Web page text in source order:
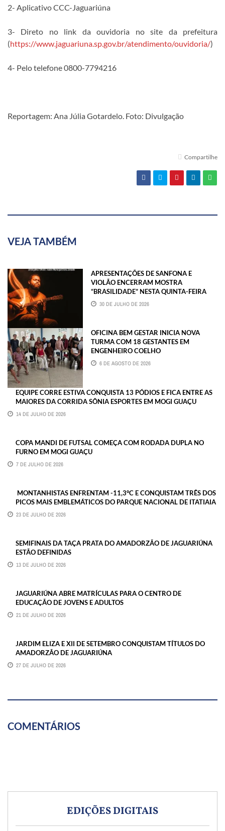
2- Aplicativo CCC-Jaguariúna
3- Direto no link da ouvidoria no site da prefeitura
(https://www.jaguariuna.sp.gov.br/atendimento/ouvidoria/)
4- Pelo telefone 0800-7794216
Reportagem: Ana Júlia Gotardelo. Foto: Divulgação
Compartilhe
VEJA TAMBÉM
APRESENTAÇÕES DE SANFONA E
VIOLÃO ENCERRAM MOSTRA
“BRASILIDADE” NESTA QUINTA-FEIRA
30 DE JULHO DE 2026
OFICINA BEM GESTAR INICIA NOVA
TURMA COM 18 GESTANTES EM
ENGENHEIRO COELHO
6 DE AGOSTO DE 2026
EQUIPE CORRE ESTIVA CONQUISTA 13 PÓDIOS E FICA ENTRE AS
MAIORES DA CORRIDA SÔNIA ESPORTES EM MOGI GUAÇU
14 DE JULHO DE 2026
COPA MANDI DE FUTSAL COMEÇA COM RODADA DUPLA NO
FURNO EM MOGI GUAÇU
7 DE JULHO DE 2026
MONTANHISTAS ENFRENTAM -11,3°C E CONQUISTAM TRÊS DOS
PICOS MAIS EMBLEMÁTICOS DO PARQUE NACIONAL DE ITATIAIA
23 DE JULHO DE 2026
SEMIFINAIS DA TAÇA PRATA DO AMADORZÃO DE JAGUARIÚNA
ESTÃO DEFINIDAS
13 DE JULHO DE 2026
JAGUARIÚNA ABRE MATRÍCULAS PARA O CENTRO DE
EDUCAÇÃO DE JOVENS E ADULTOS
21 DE JULHO DE 2026
JARDIM ELIZA E XII DE SETEMBRO CONQUISTAM TÍTULOS DO
AMADORZÃO DE JAGUARIÚNA
27 DE JULHO DE 2026
COMENTÁRIOS
EDIÇÕES DIGITAIS